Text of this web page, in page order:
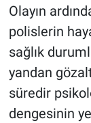
Olayın
polislerin
sağlık
yandan
süredir
dengesinin